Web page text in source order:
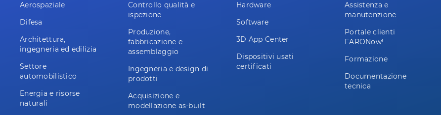
Aerospaziale
Difesa
Architettura,
ingegneria ed edilizia
Settore
automobilistico
Energia e risorse
naturali
Controllo qualità e
ispezione
Produzione,
fabbricazione e
assemblaggio
Ingegneria e design di
prodotti
Acquisizione e
modellazione as-built
Hardware
Software
3D App Center
Dispositivi usati
certificati
Assistenza e
manutenzione
Portale clienti
FARONow!
Formazione
Documentazione
tecnica